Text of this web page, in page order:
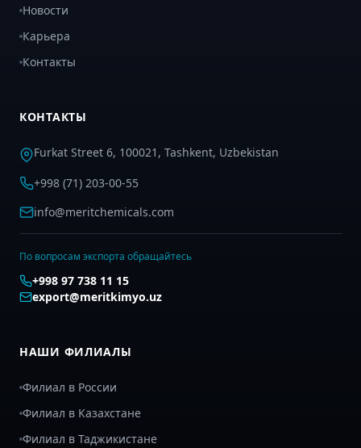
Новости
Карьера
Контакты
КОНТАКТЫ
Furkat Street 6, 100021, Tashkent, Uzbekistan
+998 (71) 203-00-55
info@meritchemicals.com
По вопросам экспорта обращайтесь
+998 97 738 11 15
export@meritkimyo.uz
НАШИ ФИЛИАЛЫ
Филиал в России
Филиал в Казахстане
Филиал в Таджикистане